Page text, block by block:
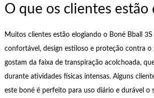
O que os clientes estão
Muitos clientes estão elogiando o Boné Bball
confortável, design estiloso e proteção contra o
gostam da faixa de transpiração acolchoada,
durante atividades físicas intensas. Alguns
este boné é perfeito para uso diário e durável o